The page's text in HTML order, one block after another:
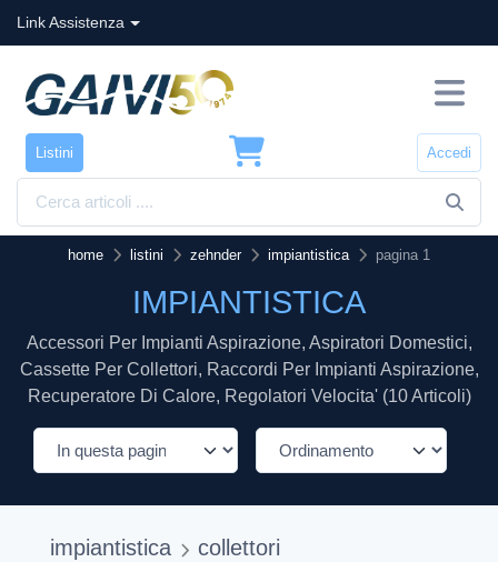
Link Assistenza
Listini Accedi
home listini zehnder impiantistica pagina 1
IMPIANTISTICA
Accessori Per Impianti Aspirazione, Aspiratori Domestici,
Cassette Per Collettori, Raccordi Per Impianti Aspirazione,
Recuperatore Di Calore, Regolatori Velocita' (10 Articoli)
impiantistica
collettori